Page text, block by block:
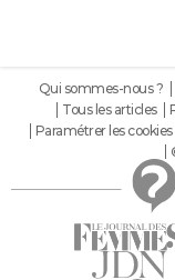
Qui sommes-nous ?
Tous les articles
Paramétrer les cookies